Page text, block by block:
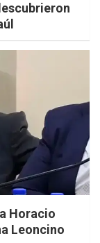
Horacio
Leoncino